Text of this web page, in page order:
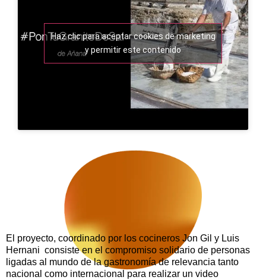
Haz clic para aceptar cookies de marketing
y permitir este contenido
El proyecto, coordinado por los cocineros Jon Gil y Luis
Hernani consiste en el compromiso solidario de personas
ligadas al mundo de la gastronomía de relevancia tanto
nacional como internacional para realizar un video